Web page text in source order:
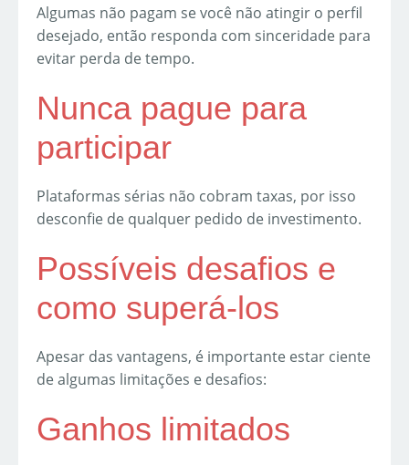
Algumas não pagam se você não atingir o perfil
desejado, então responda com sinceridade para
evitar perda de tempo.
Nunca pague para
participar
Plataformas sérias não cobram taxas, por isso
desconfie de qualquer pedido de investimento.
Possíveis desafios e
como superá-los
Apesar das vantagens, é importante estar ciente
de algumas limitações e desafios:
Ganhos limitados